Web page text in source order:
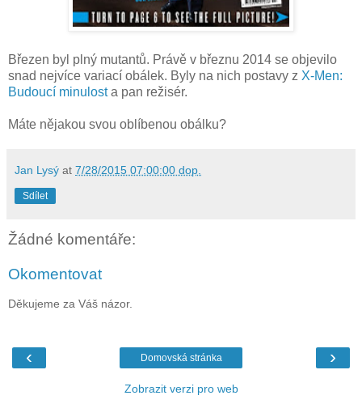
Březen byl plný mutantů. Právě v březnu 2014 se objevilo
snad nejvíce variací obálek. Byly na nich postavy z X-Men:
Budoucí minulosta pan režisér.
Máte nějakou svou oblíbenou obálku?
Jan Lysý at 7/28/2015 07:00:00 dop.
Sdílet
Žádné komentáře:
Okomentovat
Děkujeme za Váš názor.
‹ ›
Domovská stránka
Zobrazit verzi pro web